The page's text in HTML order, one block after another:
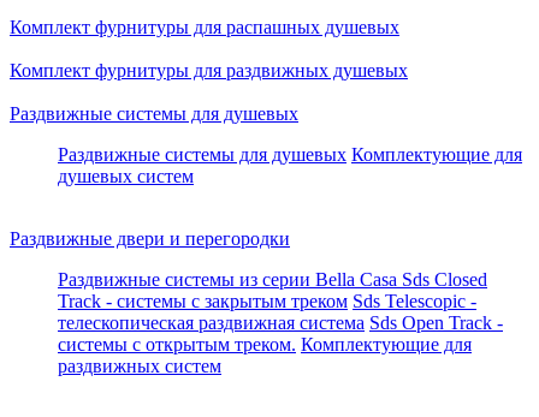
Комплект фурнитуры для распашных душевых
Комплект фурнитуры для раздвижных душевых
Раздвижные системы для душевых
Раздвижные системы для душевых Комплектующие для
душевых систем
Раздвижные двери и перегородки
Раздвижные системы из серии Bella Casa Sds Closed
Track - системы с закрытым треком Sds Telescopic -
телескопическая раздвижная система Sds Open Track -
системы с открытым треком. Комплектующие для
раздвижных систем